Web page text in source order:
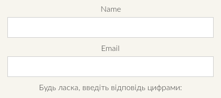
Name
Email
Будь ласка, введіть відповідь цифрами: